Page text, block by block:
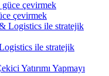
çevirmek
ile stratejik